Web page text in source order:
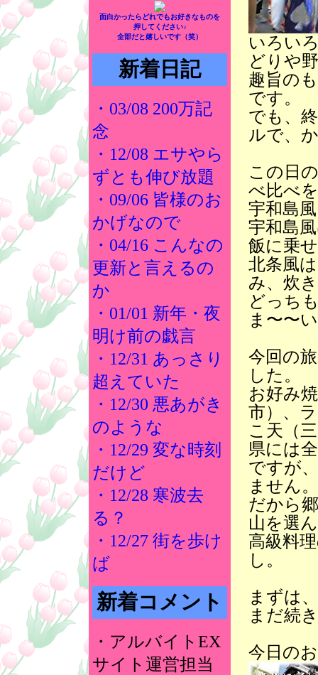
面白かったらどれでもお好きなものを
押してください♪
全部だと嬉しいです（笑）
新着日記
・03/08 200万記
念
・12/08 エサやら
ずとも伸び放題
・09/06 皆様のお
かげなので
・04/16 こんなの
更新と言えるの
か
・01/01 新年・夜
明け前の戯言
・12/31 あっさり
超えていた
・12/30 悪あがき
のような
・12/29 変な時刻
だけど
・12/28 寒波去
る？
・12/27 街を歩け
ば
新着コメント
・アルバイトEX
サイト運営担当
いろい
どりや
趣旨の
です。
でも、
ルで、
この日
べ比べ
宇和島
宇和島
飯に乗
北条風
み、炊
どっち
ま〜〜
今回の
した。
お好み
市）、
こ天（
県には
ですが
ません。
だから
山を選
高級料
し。
まずは
まだ続
今日の